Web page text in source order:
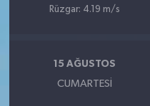
Rüzgar: 4.19 m/s
15 AĞUSTOS
CUMARTESI